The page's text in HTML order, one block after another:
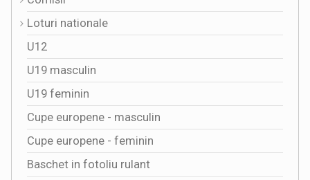
Loturi nationale
U12
U19 masculin
U19 feminin
Cupe europene - masculin
Cupe europene - feminin
Baschet in fotoliu rulant